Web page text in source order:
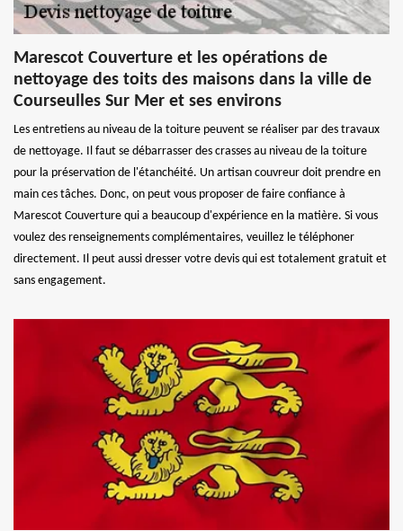
Marescot Couverture et les opérations de
nettoyage des toits des maisons dans la ville de
Courseulles Sur Mer et ses environs
Les entretiens au niveau de la toiture peuvent se réaliser par des travaux
de nettoyage. Il faut se débarrasser des crasses au niveau de la toiture
pour la préservation de l'étanchéité. Un artisan couvreur doit prendre en
main ces tâches. Donc, on peut vous proposer de faire confiance à
Marescot Couverture qui a beaucoup d'expérience en la matière. Si vous
voulez des renseignements complémentaires, veuillez le téléphoner
directement. Il peut aussi dresser votre devis qui est totalement gratuit et
sans engagement.